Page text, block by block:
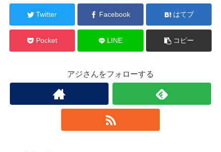
Twitter Facebook はてブ
Pocket LINE コピー
アジさんをフォローする